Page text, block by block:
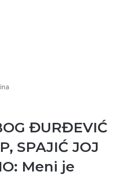
ĐURĐEVIĆ
SPAJIĆ JOJ
Meni je